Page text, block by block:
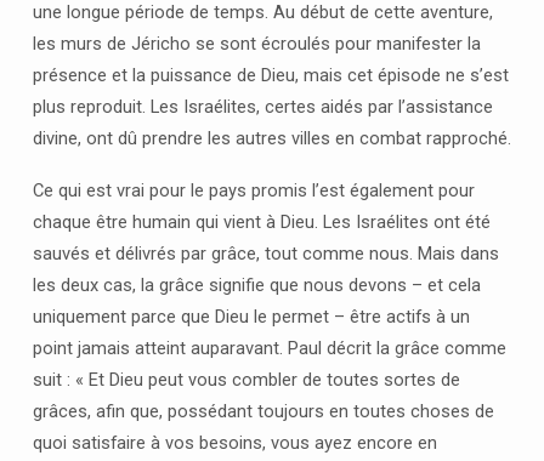
une longue période de temps. Au début de cette aventure,
les murs de Jéricho se sont écroulés pour manifester la
présence et la puissance de Dieu, mais cet épisode ne s’est
plus reproduit. Les Israélites, certes aidés par l’assistance
divine, ont dû prendre les autres villes en combat rapproché.
Ce qui est vrai pour le pays promis l’est également pour
chaque être humain qui vient à Dieu. Les Israélites ont été
sauvés et délivrés par grâce, tout comme nous. Mais dans
les deux cas, la grâce signifie que nous devons – et cela
uniquement parce que Dieu le permet – être actifs à un
point jamais atteint auparavant. Paul décrit la grâce comme
suit : « Et Dieu peut vous combler de toutes sortes de
grâces, afin que, possédant toujours en toutes choses de
quoi satisfaire à vos besoins, vous ayez encore en